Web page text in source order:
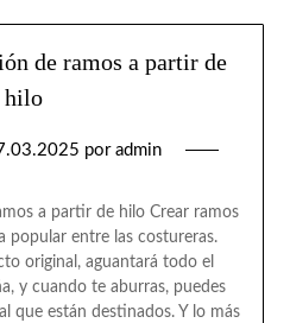
de ramos a partir de
hilo
por admin
a partir de hilo Crear ramos
popular entre las costureras.
original, aguantará todo el
y cuando te aburras, puedes
que están destinados. Y lo más